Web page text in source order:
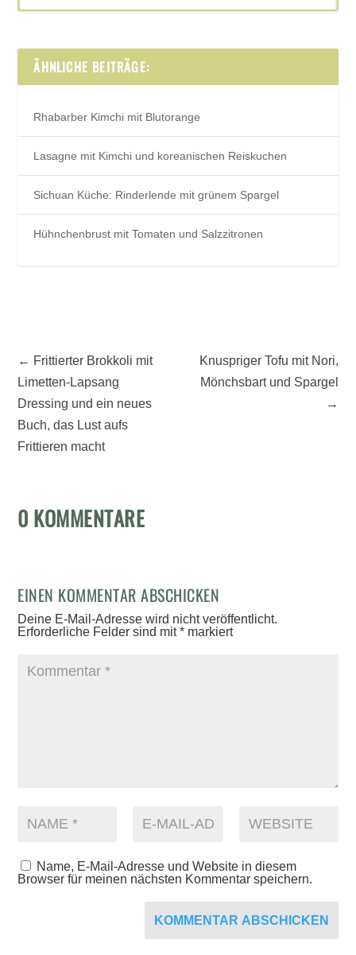
ÄHNLICHE BEITRÄGE:
Rhabarber Kimchi mit Blutorange
Lasagne mit Kimchi und koreanischen Reiskuchen
Sichuan Küche: Rinderlende mit grünem Spargel
Hühnchenbrust mit Tomaten und Salzzitronen
← Frittierter Brokkoli mit
Limetten-Lapsang
Dressing und ein neues
Buch, das Lust aufs
Frittieren macht
Knuspriger Tofu mit Nori,
Mönchsbart und Spargel
→
0 KOMMENTARE
EINEN KOMMENTAR ABSCHICKEN
Deine E-Mail-Adresse wird nicht veröffentlicht.
Erforderliche Felder sind mit* markiert
Name, E-Mail-Adresse und Website in diesem
Browser für meinen nächsten Kommentar speichern.
KOMMENTAR ABSCHICKEN